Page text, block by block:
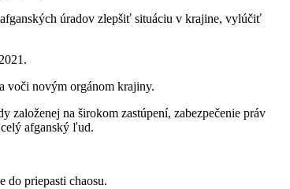
úradov zlepšiť situáciu v krajine, vylúčiť
voči novým orgánom krajiny.
založenej na širokom zastúpení, zabezpečenie práv
afganský ľud.
do priepasti chaosu.